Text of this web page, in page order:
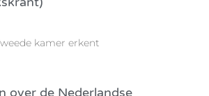
kamer erkent
over de Nederlandse